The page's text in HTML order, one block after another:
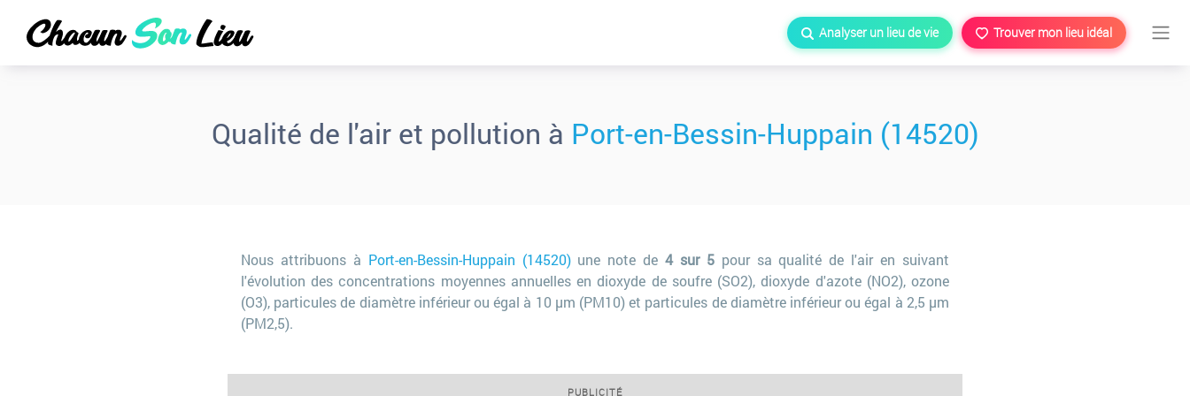
Analyser un lieu de vie Trouver mon lieu idéal
Qualité de l'air et pollution à Port-en-Bessin-Huppain (14520)
Nous attribuons à Port-en-Bessin-Huppain (14520)une note de4 sur 5pour sa qualité de l'air en suivant
l'évolution des concentrations moyennes annuelles en dioxyde de soufre (SO2), dioxyde d'azote (NO2), ozone
(O3), particules de diamètre inférieur ou égal à 10 µm (PM10) et particules de diamètre inférieur ou égal à 2,5 µm
(PM2,5).
PUBLICITÉ